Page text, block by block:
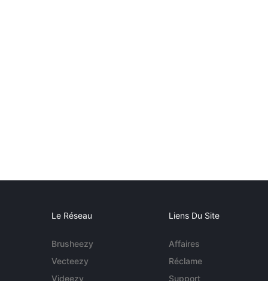
Le Réseau
Brusheezy
Vecteezy
Videezy
Liens Du Site
Affaires
Réclame
Support